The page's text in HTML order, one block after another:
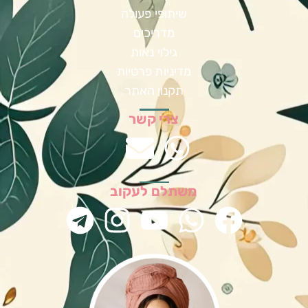
שיתופי פעולה
מדריכים
גילוי נאות
מדיניות פרטיות
תקנון האתר
צרי קשר
משתלם לעקוב